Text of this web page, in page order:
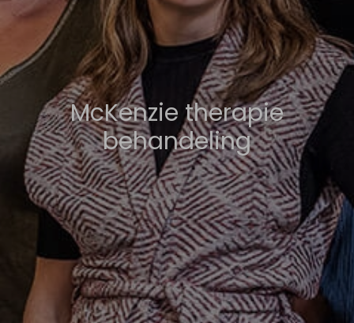
McKenzie therapie
behandeling